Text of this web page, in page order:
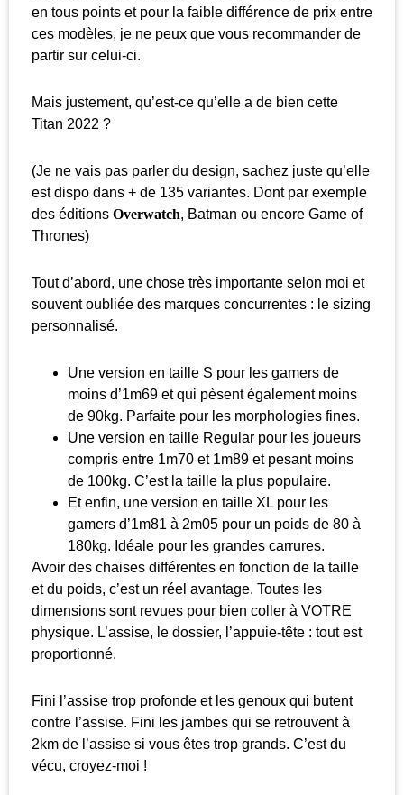
en tous points et pour la faible différence de prix entre
ces modèles, je ne peux que vous recommander de
partir sur celui-ci.
Mais justement, qu’est-ce qu’elle a de bien cette
Titan 2022 ?
(Je ne vais pas parler du design, sachez juste qu’elle
est dispo dans + de 135 variantes. Dont par exemple
des éditions Overwatch, Batman ou encore Game of
Thrones)
Tout d’abord, une chose très importante selon moi et
souvent oubliée des marques concurrentes : le sizing
personnalisé.
Une version en taille S pour les gamers de
moins d’1m69 et qui pèsent également moins
de 90kg. Parfaite pour les morphologies fines.
Une version en taille Regular pour les joueurs
compris entre 1m70 et 1m89 et pesant moins
de 100kg. C’est la taille la plus populaire.
Et enfin, une version en taille XL pour les
gamers d’1m81 à 2m05 pour un poids de 80 à
180kg. Idéale pour les grandes carrures.
Avoir des chaises différentes en fonction de la taille
et du poids, c’est un réel avantage. Toutes les
dimensions sont revues pour bien coller à VOTRE
physique. L’assise, le dossier, l’appuie-tête : tout est
proportionné.
Fini l’assise trop profonde et les genoux qui butent
contre l’assise. Fini les jambes qui se retrouvent à
2km de l’assise si vous êtes trop grands. C’est du
vécu, croyez-moi !